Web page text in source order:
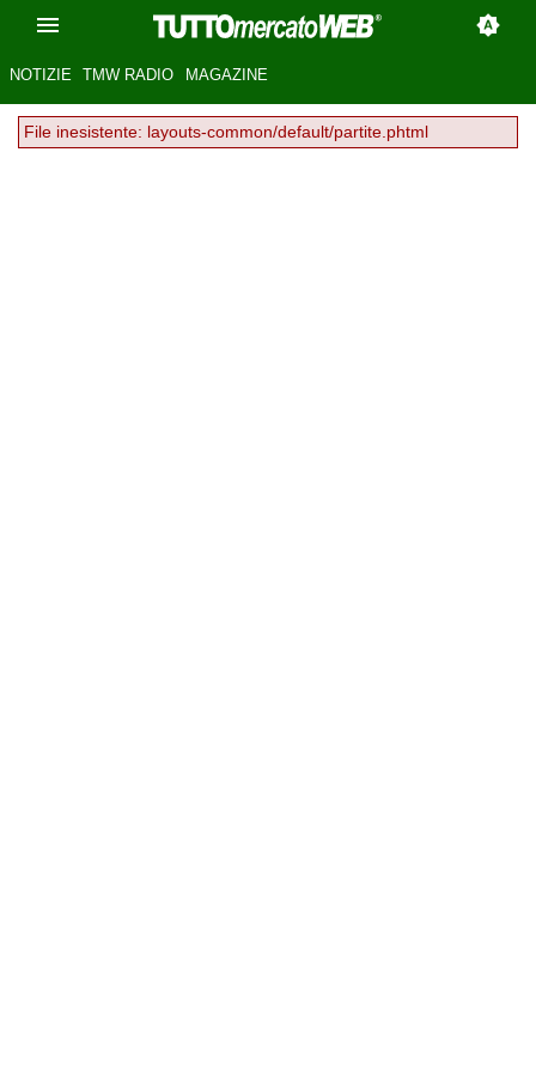
NOTIZIE TMW RADIO MAGAZINE
File inesistente: layouts-common/default/partite.phtml